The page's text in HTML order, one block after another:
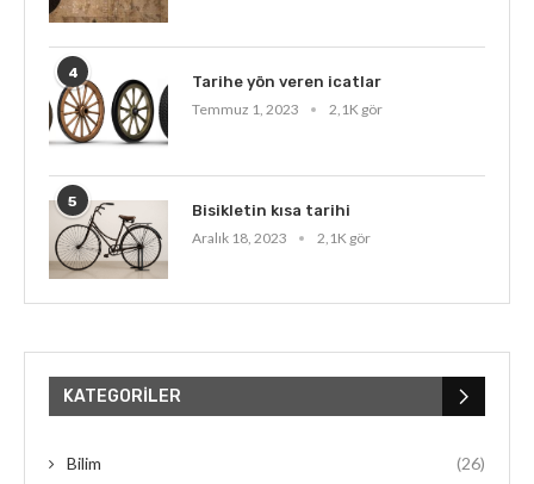
4
Tarihe yön veren icatlar
Temmuz 1, 2023
2,1K gör
5
Bisikletin kısa tarihi
Aralık 18, 2023
2,1K gör
KATEGORILER
Bilim (26)